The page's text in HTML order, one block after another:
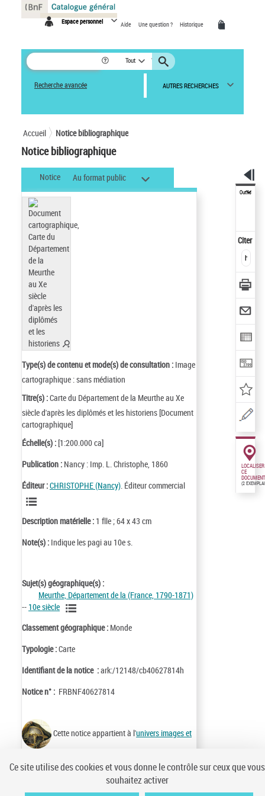
Espace personnel Aide Une question ? Historique
Tout
Recherche avancée AUTRES RECHERCHES
Accueil Notice bibliographique
Notice bibliographique
Notice Au format public
Type(s) de contenu et mode(s) de consultation : Image
cartographique : sans médiation
Titre(s) :Carte du Département de la Meurthe au Xe
siècle d'après les diplômés et les historiens [Document
cartographique]
Échelle(s) : [1:200.000 ca]
Publication : Nancy : Imp. L. Christophe, 1860
Éditeur :CHRISTOPHE (Nancy) . Éditeur commercial
Description matérielle : 1 flle ; 64 x 43 cm
Note(s) : Indique les pagi au 10e s.
Sujet(s) géographique(s) :
Meurthe, Département de la (France, 1790-1871)
-- 10e siècle
Classement géographique : Monde
Typologie :Carte
Identifiant de la notice :ark:/12148/cb40627814h
Notice n° : FRBNF40627814
Cette notice appartient à l'univers images et
Outils
Citer
LOCALISER
CE
DOCUMENT
(2
Panneau de gestion des cookies
Ce site utilise des cookies et vous donne le contrôle sur ceux que vous
souhaitez activer